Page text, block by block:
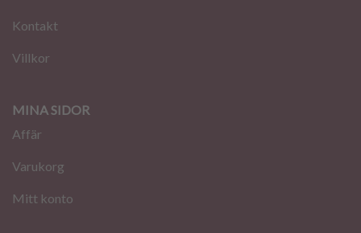
Kontakt
Villkor
MINA SIDOR
Affär
Varukorg
Mitt konto